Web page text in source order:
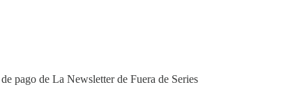
pago de La Newsletter de Fuera de Series